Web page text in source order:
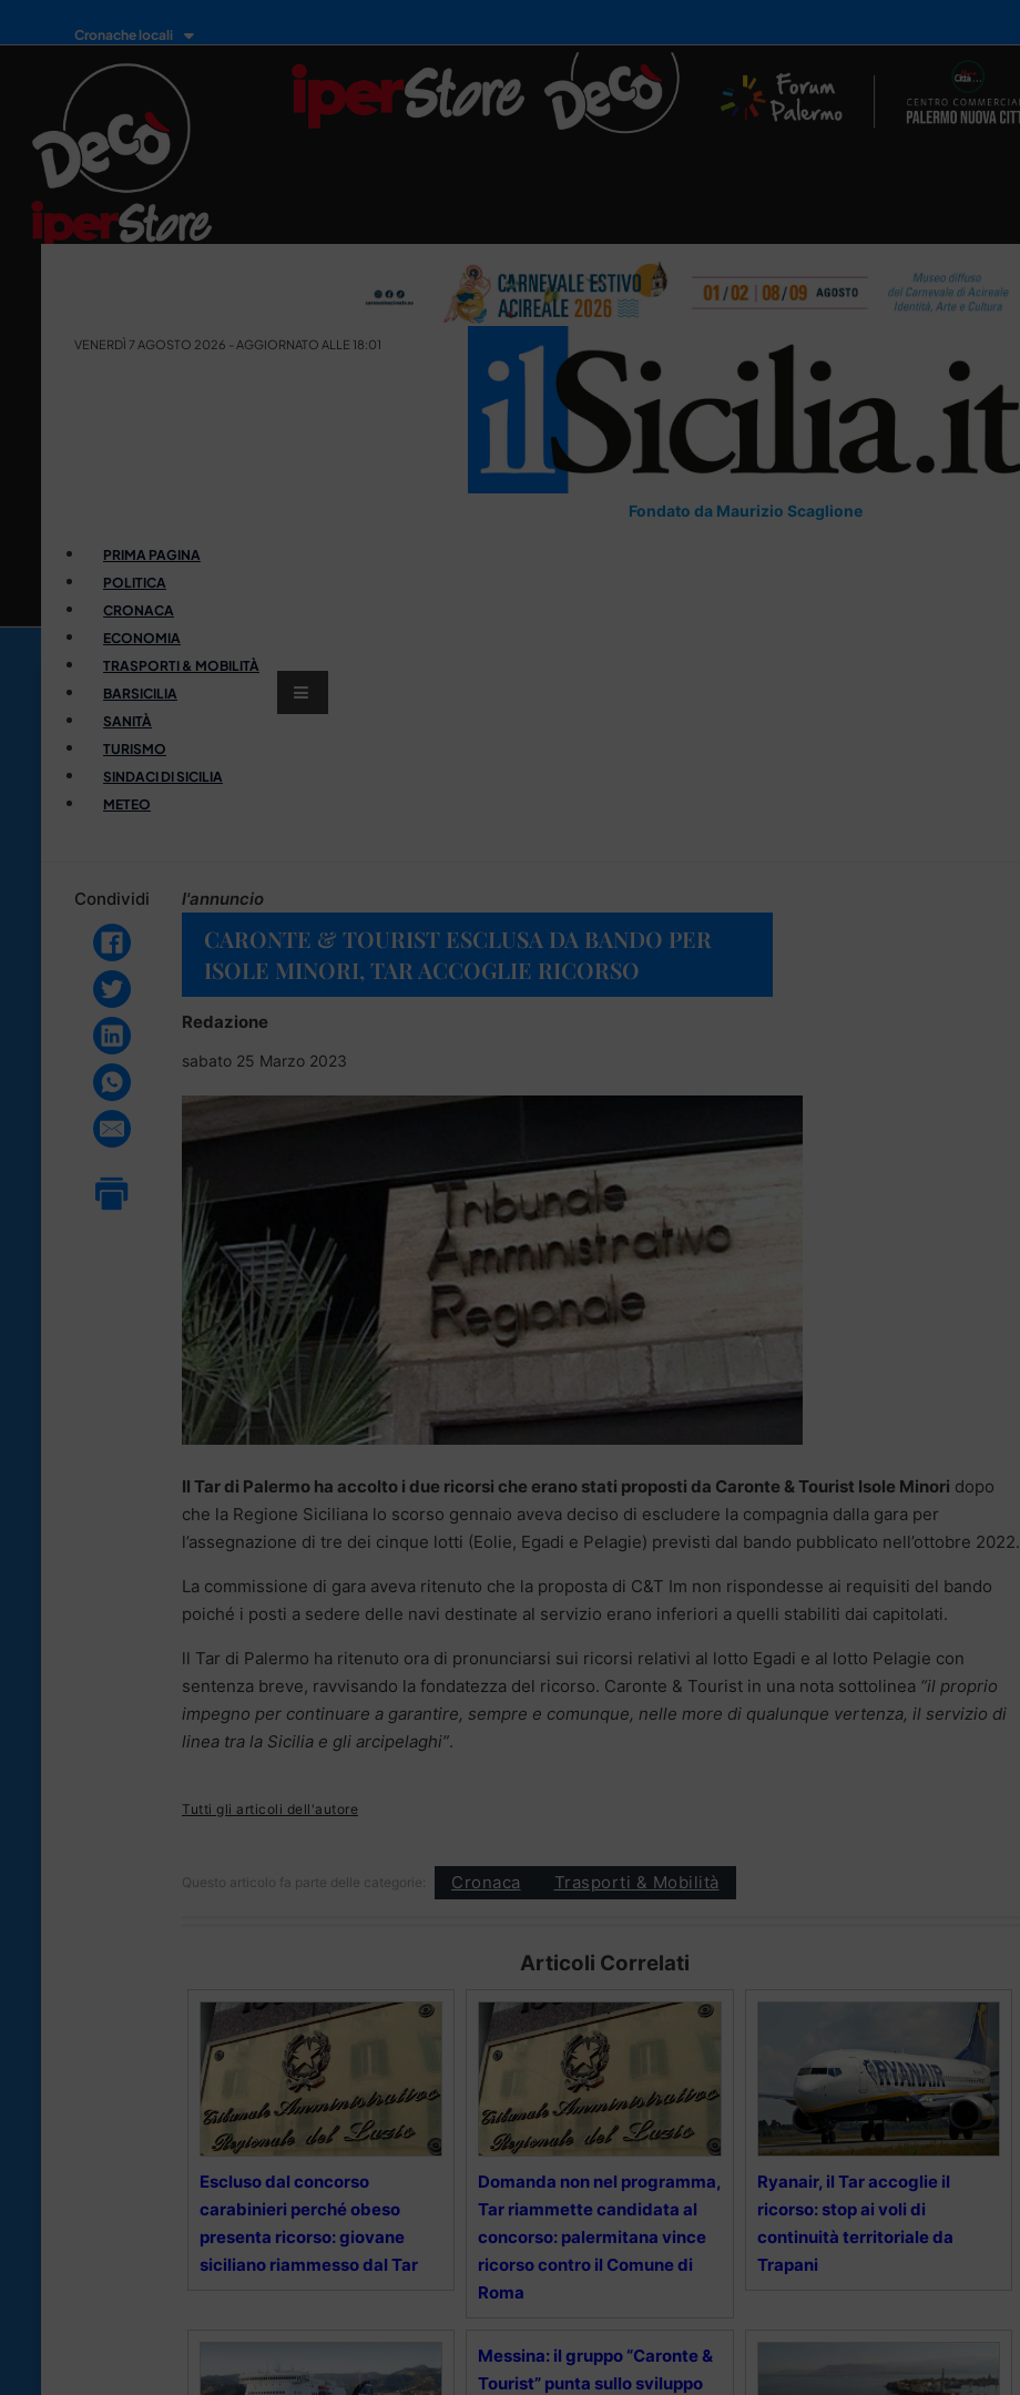
Cronache locali
VENERDÌ 7 AGOSTO 2026 - AGGIORNATO ALLE 18:01
Fondato da Maurizio Scaglione
PRIMA PAGINA
POLITICA
CRONACA
ECONOMIA
TRASPORTI & MOBILITÀ
BARSICILIA
SANITÀ
TURISMO
SINDACI DI SICILIA
METEO
Condividi l'annuncio
CARONTE & TOURIST ESCLUSA DA BANDO PER
ISOLE MINORI, TAR ACCOGLIE RICORSO
Redazione
sabato 25 Marzo 2023
Il Tar di Palermo ha accolto i due ricorsi che erano stati proposti da Caronte & Tourist Isole Minori dopo
che la Regione Siciliana lo scorso gennaio aveva deciso di escludere la compagnia dalla gara per
l’assegnazione di tre dei cinque lotti (Eolie, Egadi e Pelagie) previsti dal bando pubblicato nell’ottobre 2022.
La commissione di gara aveva ritenuto che la proposta di C&T Im non rispondesse ai requisiti del bando
poiché i posti a sedere delle navi destinate al servizio erano inferiori a quelli stabiliti dai capitolati.
ll Tar di Palermo ha ritenuto ora di pronunciarsi sui ricorsi relativi al lotto Egadi e al lotto Pelagie con
sentenza breve, ravvisando la fondatezza del ricorso. Caronte & Tourist in una nota sottolinea “il proprio
impegno per continuare a garantire, sempre e comunque, nelle more di qualunque vertenza, il servizio di
linea tra la Sicilia e gli arcipelaghi”.
Tutti gli articoli dell'autore
Questo articolo fa parte delle categorie: Cronaca Trasporti & Mobilità
Articoli Correlati
Escluso dal concorso
carabinieri perché obeso
presenta ricorso: giovane
siciliano riammesso dal Tar
Domanda non nel programma,
Tar riammette candidata al
concorso: palermitana vince
ricorso contro il Comune di
Roma
Ryanair, il Tar accoglie il
ricorso: stop ai voli di
continuità territoriale da
Trapani
Messina: il gruppo “Caronte &
Tourist” punta sullo sviluppo